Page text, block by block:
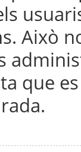
Això
que